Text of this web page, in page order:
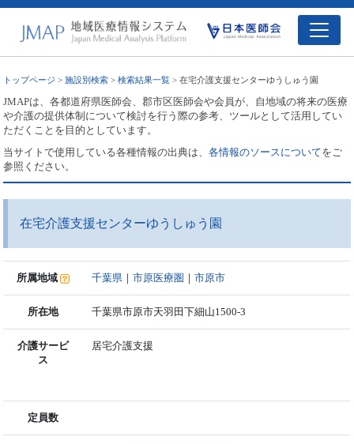
トップページ >施設別検索 >検索結果一覧 > 在宅介護支援センターゆうしゅう園
JMAPは、各都道府県医師会、郡市区医師会や会員が、自地域の将来の医療
や介護の提供体制について検討を行う際の参考、ツールとして活用してい
ただくことを目的としています。
当サイトで使用している各種情報の出典は、各情報のソースについてをご
参照ください。
在宅介護支援センターゆうしゅう園
所属地域 千葉県 ｜市原医療圏 ｜市原市
所在地 千葉県市原市天羽田下細山1500-3
介護サービ
ス
居宅介護支援
定員数